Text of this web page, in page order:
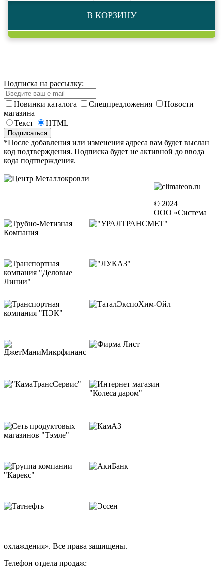
В КОРЗИНУ
Подписка на рассылку:
Новинки каталога Спецпредложения
Новости
магазина
Текст
HTML
*После добавления или изменения адреса вам будет выслан
код подтверждения. Подписка будет не активной до ввода
кода подтверждения.
© 2024
ООО «Система
охлаждения». Все права защищены.
Телефон отдела продаж: